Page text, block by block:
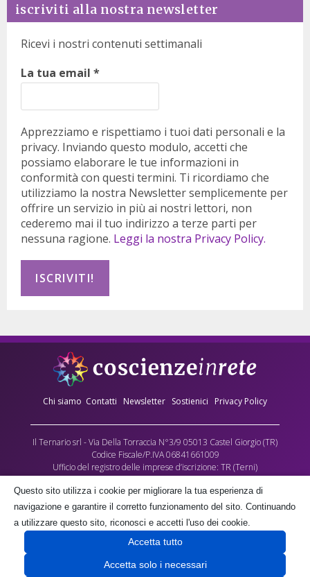
iscriviti alla nostra newsletter
Ricevi i nostri contenuti settimanali
La tua email *
Apprezziamo e rispettiamo i tuoi dati personali e la
privacy. Inviando questo modulo, accetti che
possiamo elaborare le tue informazioni in
conformità con questi termini. Ti ricordiamo che
utilizziamo la nostra Newsletter semplicemente per
offrire un servizio in più ai nostri lettori, non
cederemo mai il tuo indirizzo a terze parti per
nessuna ragione. Leggi la nostra Privacy Policy.
Chi siamo Contatti Newsletter Sostienici Privacy Policy
Il Ternario srl - Via Della Torraccia N°3/9 05013 Castel Giorgio (TR)
Codice Fiscale/P.IVA 06841661009
Ufficio del registro delle imprese d’iscrizione: TR (Terni)
Capitale sociale versato: €10.000,00
L’Associazione culturale Coscienze in Rete - cda Torraccia 3, Castel Giorgio -
fornisce gratuitamente parte dei contenuti multimediali di questo sito, quale
contributo alla crescita delle coscienze umane, negli spazi a lei gratuitamente
Questo sito utilizza i cookie per migliorare la tua esperienza di
navigazione e garantire il corretto funzionamento del sito. Continuando
a utilizzare questo sito, riconosci e accetti l'uso dei cookie.
Accetta tutto
Accetta solo i necessari